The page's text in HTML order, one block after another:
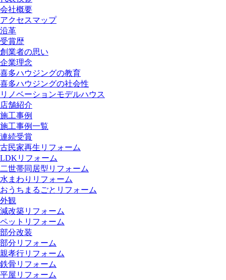
会社概要
アクセスマップ
沿革
受賞歴
創業者の思い
企業理念
喜多ハウジングの教育
喜多ハウジングの社会性
リノベーションモデルハウス
店舗紹介
施工事例
施工事例一覧
連続受賞
古民家再生リフォーム
LDKリフォーム
二世帯同居型リフォーム
水まわりリフォーム
おうちまるごとリフォーム
外観
減改築リフォーム
ペットリフォーム
部分改装
部分リフォーム
親孝行リフォーム
鉄骨リフォーム
平屋リフォーム